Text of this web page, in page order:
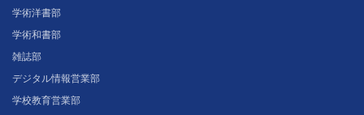
学術洋書部
学術和書部
雑誌部
デジタル情報営業部
学校教育営業部